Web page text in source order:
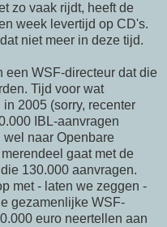
zo vaak rijdt, heeft de
week levertijd op CD's.
niet meer in deze tijd.
een WSF-directeur dat die
Tijd voor wat
in 2005 (sorry, recenter
IBL-aanvragen
naar Openbare
gaatmet de
130.000 aanvragen.
met - laten we zeggen -
gezamenlijke WSF-
euro neertellen aan